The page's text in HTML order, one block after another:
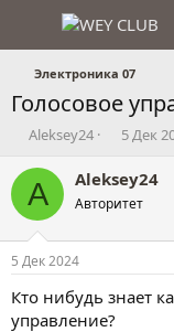
Электроника 07
Голосовое
А
т
о
т
е
м
ы
Aleksey24
Д
т
н
а
л
5 Дек
A Aleksey24
Авторитет
5 Дек 2024
Кто нибудь знает
управление?